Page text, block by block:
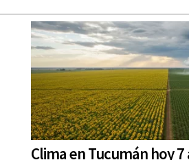
Clima en Tucumán hoy